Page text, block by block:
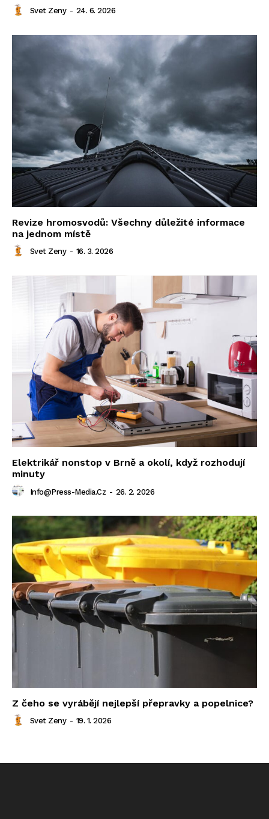
Svet Zeny - 24. 6. 2026
Revize hromosvodů: Všechny důležité informace
na jednom místě
Svet Zeny - 16. 3. 2026
Elektrikář nonstop v Brně a okolí, když rozhodují
minuty
Info@press-Media.cz - 26. 2. 2026
Z čeho se vyrábějí nejlepší přepravky a popelnice?
Svet Zeny - 19. 1. 2026